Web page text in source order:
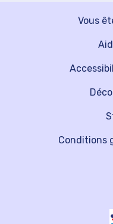
Vous
Conditions